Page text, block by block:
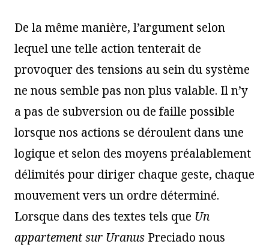
De la même manière, l’argument selon
lequel une telle action tenterait de
provoquer des tensions au sein du système
ne nous semble pas non plus valable. Il n’y
a pas de subversion ou de faille possible
lorsque nos actions se déroulent dans une
logique et selon des moyens préalablement
délimités pour diriger chaque geste, chaque
mouvement vers un ordre déterminé.
Lorsque dans des textes tels que Un
appartement sur Uranus Preciado nous